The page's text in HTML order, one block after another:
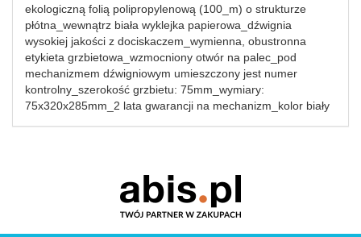
ekologiczną folią polipropylenową (100_m) o strukturze
płótna_wewnątrz biała wyklejka papierowa_dźwignia
wysokiej jakości z dociskaczem_wymienna, obustronna
etykieta grzbietowa_wzmocniony otwór na palec_pod
mechanizmem dźwigniowym umieszczony jest numer
kontrolny_szerokość grzbietu: 75mm_wymiary:
75x320x285mm_2 lata gwarancji na mechanizm_kolor biały